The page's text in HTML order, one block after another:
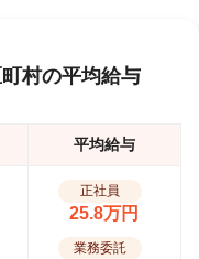
村の平均給与
平均給与
正社員
25.8万円
業務委託